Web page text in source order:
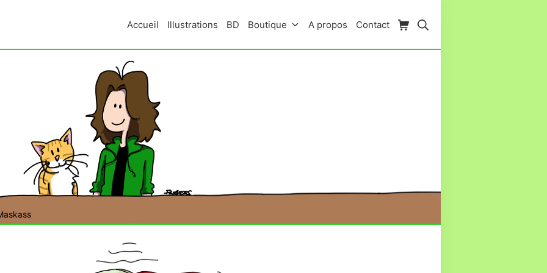
Accueil Illustrations BD Boutique A propos Contact Panier d’achat